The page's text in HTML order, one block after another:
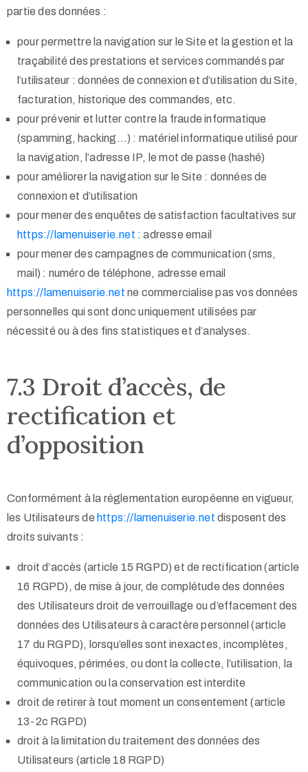
partie des données :
pour permettre la navigation sur le Site et la gestion et la
traçabilité des prestations et services commandés par
l’utilisateur : données de connexion et d’utilisation du Site,
facturation, historique des commandes, etc.
pour prévenir et lutter contre la fraude informatique
(spamming, hacking…) : matériel informatique utilisé pour
la navigation, l’adresse IP, le mot de passe (hashé)
pour améliorer la navigation sur le Site : données de
connexion et d’utilisation
pour mener des enquêtes de satisfaction facultatives sur
https://lamenuiserie.net : adresse email
pour mener des campagnes de communication (sms,
mail) : numéro de téléphone, adresse email
https://lamenuiserie.net ne commercialise pas vos données
personnelles qui sont donc uniquement utilisées par
nécessité ou à des fins statistiques et d’analyses.
7.3 Droit d’accès, de
rectification et
d’opposition
Conformément à la réglementation européenne en vigueur,
les Utilisateurs de https://lamenuiserie.net disposent des
droits suivants :
droit d’accès (article 15 RGPD) et de rectification (article
16 RGPD), de mise à jour, de complétude des données
des Utilisateurs droit de verrouillage ou d’effacement des
données des Utilisateurs à caractère personnel (article
17 du RGPD), lorsqu’elles sont inexactes, incomplètes,
équivoques, périmées, ou dont la collecte, l’utilisation, la
communication ou la conservation est interdite
droit de retirer à tout moment un consentement (article
13-2c RGPD)
droit à la limitation du traitement des données des
Utilisateurs (article 18 RGPD)